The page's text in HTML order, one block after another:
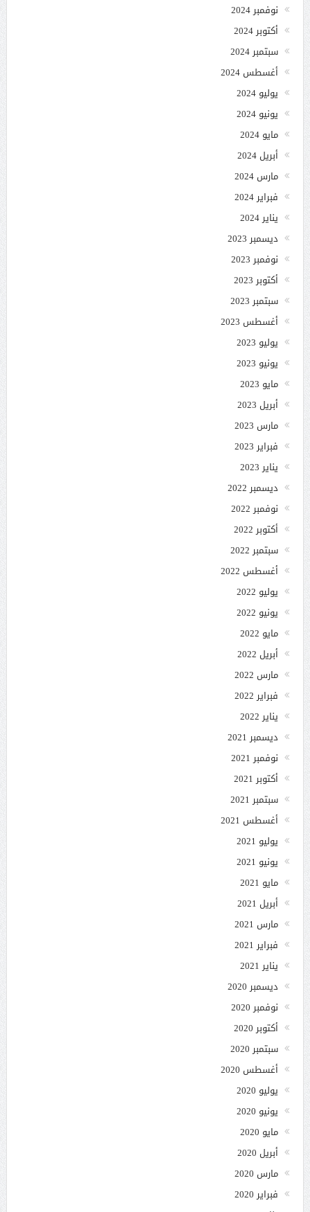
نوفمبر 2024
أكتوبر 2024
سبتمبر 2024
أغسطس 2024
يوليو 2024
يونيو 2024
مايو 2024
أبريل 2024
مارس 2024
فبراير 2024
يناير 2024
ديسمبر 2023
نوفمبر 2023
أكتوبر 2023
سبتمبر 2023
أغسطس 2023
يوليو 2023
يونيو 2023
مايو 2023
أبريل 2023
مارس 2023
فبراير 2023
يناير 2023
ديسمبر 2022
نوفمبر 2022
أكتوبر 2022
سبتمبر 2022
أغسطس 2022
يوليو 2022
يونيو 2022
مايو 2022
أبريل 2022
مارس 2022
فبراير 2022
يناير 2022
ديسمبر 2021
نوفمبر 2021
أكتوبر 2021
سبتمبر 2021
أغسطس 2021
يوليو 2021
يونيو 2021
مايو 2021
أبريل 2021
مارس 2021
فبراير 2021
يناير 2021
ديسمبر 2020
نوفمبر 2020
أكتوبر 2020
سبتمبر 2020
أغسطس 2020
يوليو 2020
يونيو 2020
مايو 2020
أبريل 2020
مارس 2020
فبراير 2020